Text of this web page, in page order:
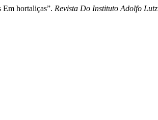
hortaliças”. Revista Do Instituto Adolfo Lutz